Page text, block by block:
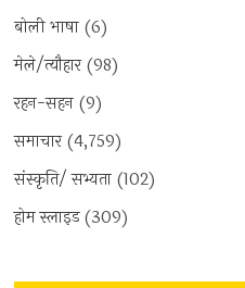
बोली भाषा (6)
मेले/त्यौहार(98)
रहन-सहन (9)
समाचार(4,759)
संस्कृति/ सभ्यता (102)
होम स्लाइड(309)